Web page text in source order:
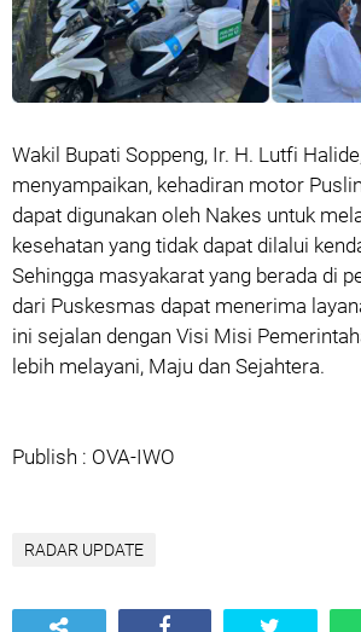
Wakil Bupati Soppeng, Ir. H. Lutfi
menyampaikan, kehadiran motor
dapat digunakan oleh Nakes untuk
kesehatan yang tidak dapat dilalui
Sehingga masyakarat yang berada di
dari Puskesmas dapat menerima
ini sejalan dengan Visi Misi
lebih melayani, Maju dan Sejahtera.
Publish : OVA-IWO
RADAR UPDATE